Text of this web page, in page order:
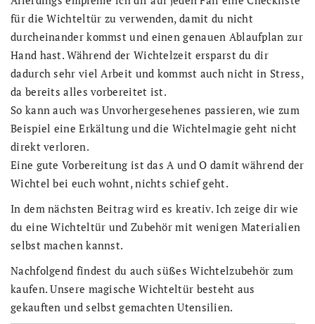
für die Wichteltür zu verwenden, damit du nicht
durcheinander kommst und einen genauen Ablaufplan zur
Hand hast. Während der Wichtelzeit ersparst du dir
dadurch sehr viel Arbeit und kommst auch nicht in Stress,
da bereits alles vorbereitet ist.
So kann auch was Unvorhergesehenes passieren, wie zum
Beispiel eine Erkältung und die Wichtelmagie geht nicht
direkt verloren.
Eine gute Vorbereitung ist das A und O damit während der
Wichtel bei euch wohnt, nichts schief geht.
In dem nächsten Beitrag wird es kreativ. Ich zeige dir wie
du eine Wichteltür und Zubehör mit wenigen Materialien
selbst machen kannst.
Nachfolgend findest du auch süßes Wichtelzubehör zum
kaufen. Unsere magische Wichteltür besteht aus
gekauften und selbst gemachten Utensilien.